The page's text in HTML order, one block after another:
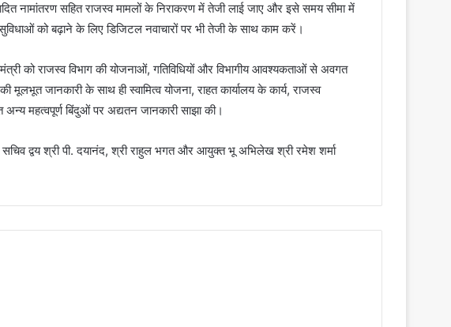
नामांतरण सहित राजस्व मामलों के निराकरण में तेजी लाई जाए और इसे समय सीमा में
को बढ़ाने के लिए डिजिटल नवाचारों पर भी तेजी के साथ काम करें।
को राजस्व विभाग की योजनाओं, गतिविधियों और विभागीय आवश्यकताओं से अवगत
मूलभूत जानकारी के साथ ही स्वामित्व योजना, राहत कार्यालय के कार्य, राजस्व
महत्वपूर्ण बिंदुओं पर अद्यतन जानकारी साझा की।
द्वय श्री पी. दयानंद, श्री राहुल भगत और आयुक्त भू अभिलेख श्री रमेश शर्मा